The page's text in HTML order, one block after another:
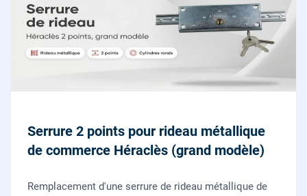
Serrure 2 points pour rideau métallique
de commerce Héraclès (grand modèle)
Remplacement d'une serrure de rideau métallique de